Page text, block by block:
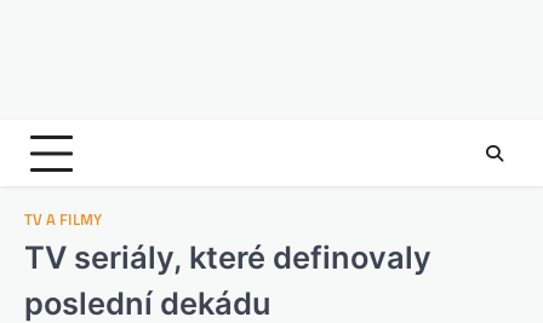
TV A FILMY
TV seriály, které definovaly
poslední dekádu